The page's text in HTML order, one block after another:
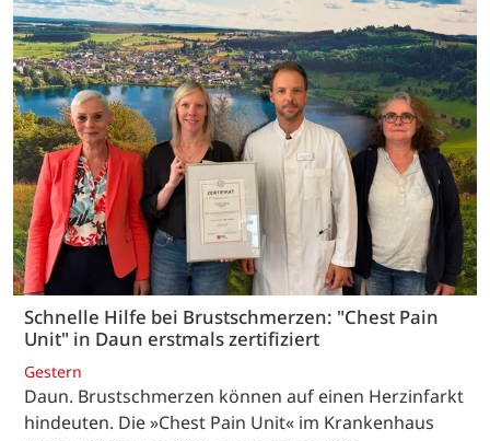
Schnelle Hilfe bei Brustschmerzen: "Chest Pain
Unit" in Daun erstmals zertifiziert
Gestern
Daun. Brustschmerzen können auf einen Herzinfarkt
hindeuten. Die »Chest Pain Unit« im Krankenhaus